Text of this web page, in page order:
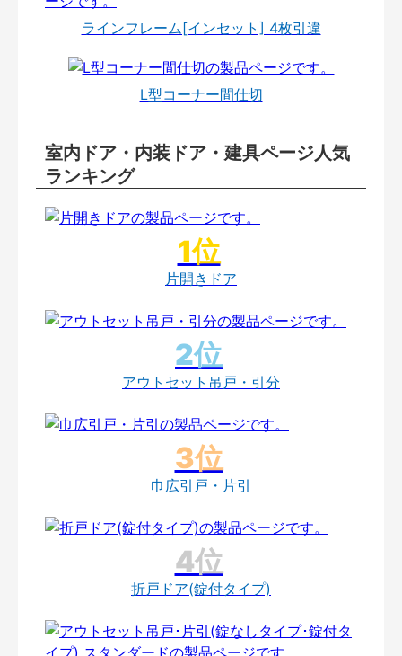
ラインフレーム[インセット] 4枚引違
L型コーナー間仕切
室内ドア・内装ドア・建具ページ人気
ランキング
片開きドア
アウトセット吊戸・引分
巾広引戸・片引
折戸ドア(錠付タイプ)